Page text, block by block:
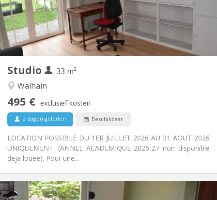
Studio
33 m²
Walhain
495 € exclusief kosten
2 dagen geleden Beschikbaar
LOCATION POSSIBLE DU 1ER JUILLET 2026 AU 31 AOUT 2026
UNIQUEMENT. (ANNEE ACADEMIQUE 2026-27 non disponible
deja louee). Pour une...
Domiciliëring:
Nee
Inrichting
Privaat
Keuken:
Privé (aparte kamer)
Oppervlakte:
Praktische Informatie